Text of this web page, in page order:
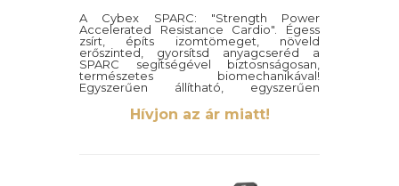
A Cybex SPARC: "Strength Power
Accelerated Resistance Cardio". Égess
zsírt, építs izomtömeget, növeld
erőszinted, gyorsítsd anyagcseréd a
SPARC segítségével biztosnságosan,
természetes biomechanikával!
Egyszerűen állítható, egyszerűen
használató, egyszerűen szuper!
Hívjon az ár miatt!